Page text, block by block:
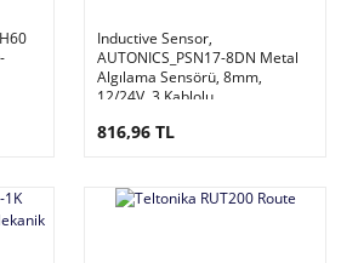
Inductive Sensor,
AUTONICS_PSN17-8DN Metal
Algılama Sensörü, 8mm,
12/24V, 3 Kablolu
816,96 TL